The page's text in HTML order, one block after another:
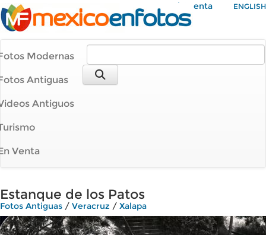
Mi Cuenta ENGLISH
Modernas
Antiguas
Antiguos
Venta
Estanque de los Patos
Fotos Antiguas / Veracruz / Xalapa